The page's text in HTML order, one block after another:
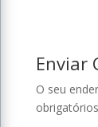
Enviar
O seu